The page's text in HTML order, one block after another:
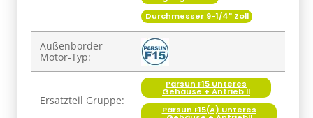
Durchmesser 9-1/4" Zoll
Außenborder
Motor-Typ:
Ersatzteil Gruppe:
Parsun F15 Unteres
Gehäuse + Antrieb II
Parsun F15(A) Unteres